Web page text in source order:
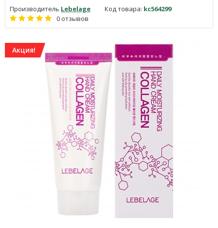
Производитель Lebelage Код товара: kc564299
0 отзывов
Акция!